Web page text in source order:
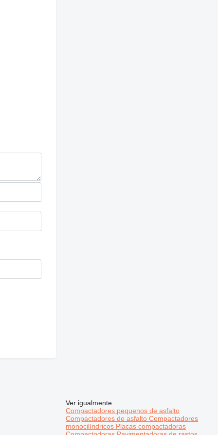
Ver igualmente
Compactadores pequenos de asfalto
Compactadores de asfaltoCompactadores
monocilíndricos Placas compactadoras